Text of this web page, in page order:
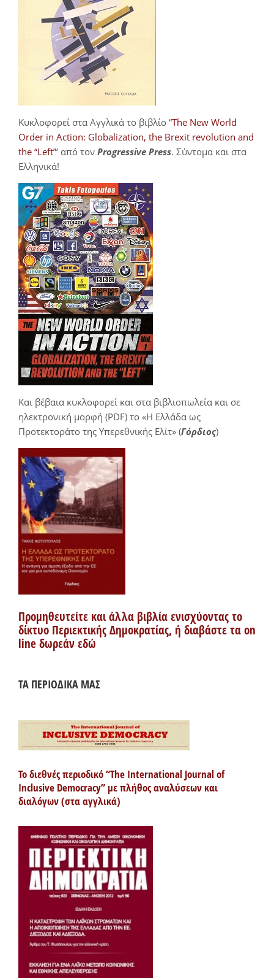
Κυκλοφορεί στα Αγγλικά το βιβλίο “The New World
Order in Action: Globalization, the Brexit revolution and
the “Left”‘ από τον Progressive Press. Σύντομα και στα
Ελληνικά!
Και βέβαια κυκλοφορεί και στα βιβλιοπωλεία και σε
ηλεκτρονική μορφή (PDF) το «Η Ελλάδα ως
Προτεκτοράτο της Υπερεθνικής Ελίτ» (Γόρδιος)
Προμηθευτείτε και άλλα βιβλία ενισχύοντας το
δίκτυο Περιεκτικής Δημοκρατίας, ή διαβάστε τα on
line δωρεάν εδώ
ΤΑ ΠΕΡΙΟΔΙΚΑ ΜΑΣ
Το διεθνές περιοδικό “The International Journal of
Inclusive Democracy” με πλήθος αναλύσεων και
διαλόγων (στα αγγλικά)